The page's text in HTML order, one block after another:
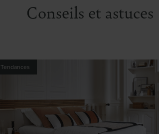
Conseils et astuces
Tendances